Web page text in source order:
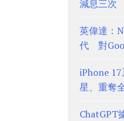
減息三次
英偉達：
代 對
iPhone
星、重奪
ChatGPT